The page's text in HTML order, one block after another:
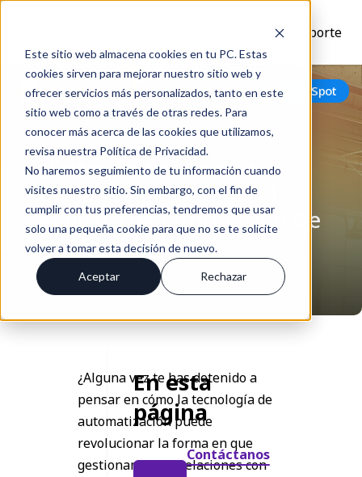
Este sitio web almacena cookies en tu PC. Estas
cookies sirven para mejorar nuestro sitio web y
ofrecer servicios más personalizados, tanto en este
sitio web como a través de otras redes. Para
conocer más acerca de las cookies que utilizamos,
revisa nuestra Política de Privacidad.
No haremos seguimiento de tu información cuando
visites nuestro sitio. Sin embargo, con el fin de
cumplir con tus preferencias, tendremos que usar
solo una pequeña cookie para que no se te solicite
volver a tomar esta decisión de nuevo.
Aceptar Rechazar
Soporte
Volver HubSpot
¿Datos Faltantes en tu
CRM? Así Mejoramos el
Registro de Información De
los Vendedores
May 20, 2024
¿Alguna vez te has detenido a
pensar en cómo la tecnología de
automatización puede
revolucionar la forma en que
gestionamos las relaciones con
En esta
página
Contáctanos